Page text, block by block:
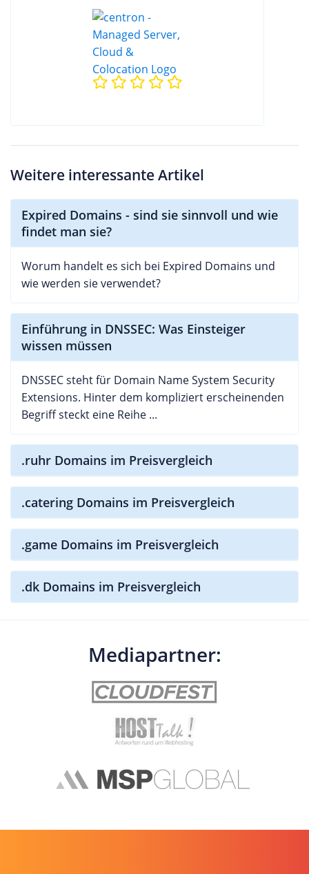
Weitere interessante Artikel
Expired Domains - sind sie sinnvoll und wie
findet man sie?
Worum handelt es sich bei Expired Domains und
wie werden sie verwendet?
Einführung in DNSSEC: Was Einsteiger
wissen müssen
DNSSEC steht für Domain Name System Security
Extensions. Hinter dem kompliziert erscheinenden
Begriff steckt eine Reihe ...
.ruhr Domains im Preisvergleich
.catering Domains im Preisvergleich
.game Domains im Preisvergleich
.dk Domains im Preisvergleich
Mediapartner: